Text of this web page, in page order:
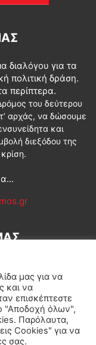
διαλόγου για τα
πολιτική δράση.
περίπτερα.
του δεύτερου
αρχάς, να δώσουμε
και
διεξόδου της
Κοινωνία
μας για να
και να
επισκέπτεστε
"Αποδοχή όλων",
Παρόλαυτα,
Cookies" για να
σας.